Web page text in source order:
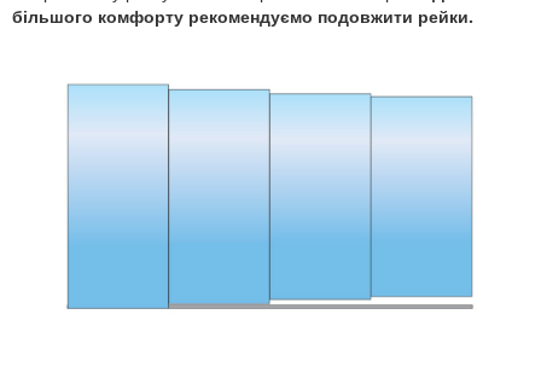
більшого комфорту рекомендуємо подовжити рейки.